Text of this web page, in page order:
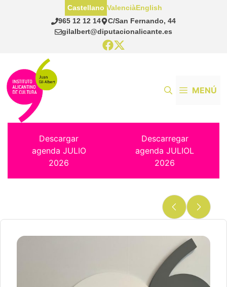
965 12 12 14
C/San Fernando, 44
gilalbert@diputacionalicante.es
Castellano ValenciàEnglish
MENÚ
Descargar
agenda JULIO
2026
Descarregar
agenda JULIOL
2026